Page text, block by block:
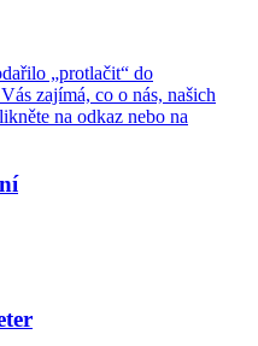
„protlačit“ do
zajímá, co o nás, našich
na odkaz nebo na